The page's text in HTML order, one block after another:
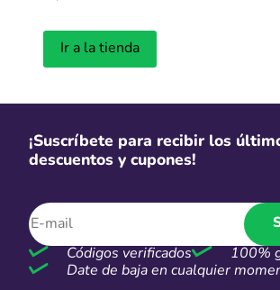
Ir a la tienda
¡Suscríbete para recibir los
descuentos y cupones!
Códigos verificados
100%
Date de baja en cualquier